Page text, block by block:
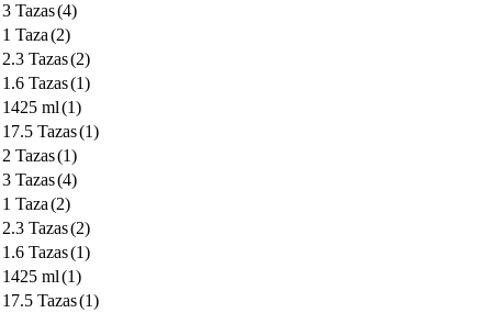
3 Tazas(4)
1 Taza(2)
2.3 Tazas(2)
1.6 Tazas(1)
1425 ml(1)
17.5 Tazas(1)
2 Tazas(1)
3 Tazas(4)
1 Taza(2)
2.3 Tazas(2)
1.6 Tazas(1)
1425 ml(1)
17.5 Tazas(1)